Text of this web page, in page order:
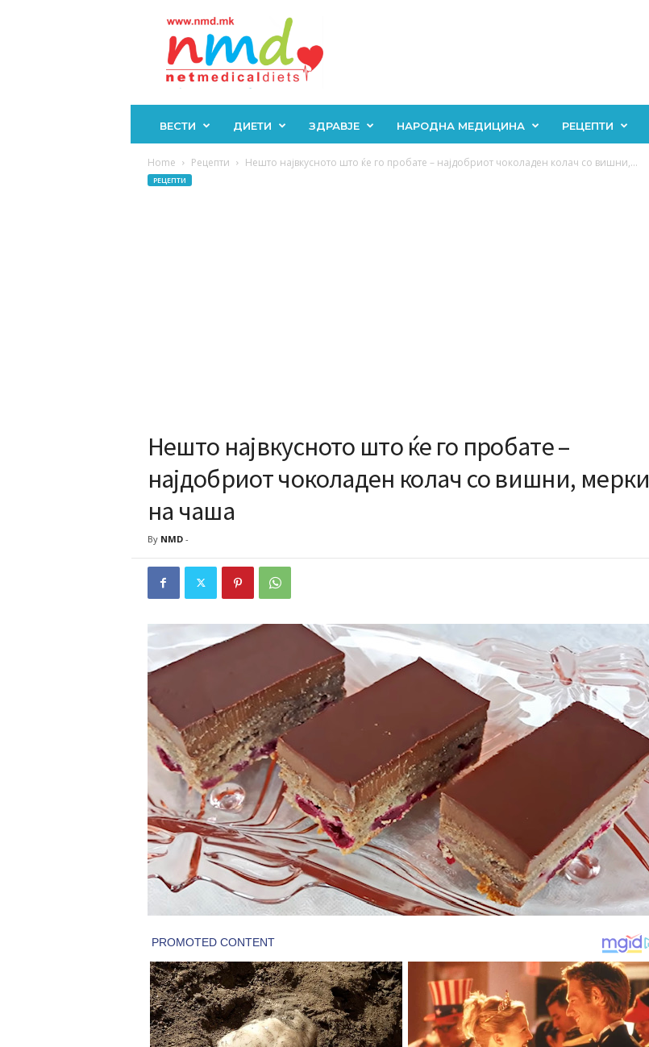
ВЕСТИ ДИЕТИ ЗДРАВЈЕ НАРОДНА МЕДИЦИНА РЕЦЕПТИ
Home Рецепти Нешто највкусното што ќе го пробате – најдобриот чоколаден колач со вишни,...
РЕЦЕПТИ
Нешто највкусното што ќе го пробате –
најдобриот чоколаден колач со вишни, мерки
на чаша
By NMD-